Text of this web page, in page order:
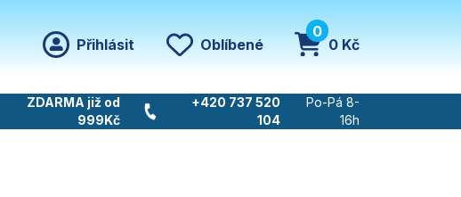
Přihlásit Oblíbené
0
0 Kč
ZDARMA již od
999Kč
+420 737 520
104
Po-Pá 8-
16h